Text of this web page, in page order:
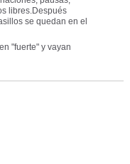
libres.Después
se quedan en el
"fuerte" y vayan